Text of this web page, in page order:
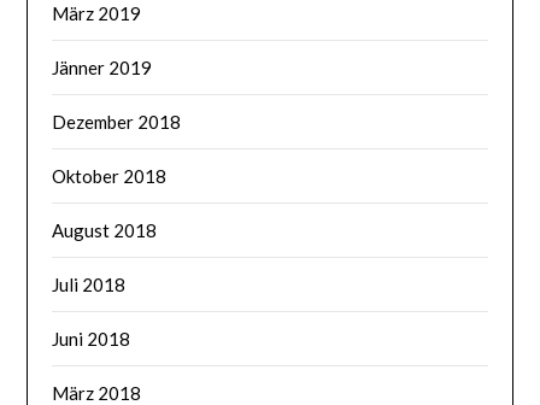
März 2019
Jänner 2019
Dezember 2018
Oktober 2018
August 2018
Juli 2018
Juni 2018
März 2018